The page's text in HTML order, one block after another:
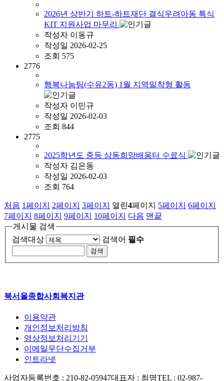
2026년 상반기 하트-하트재단 결식우려아동 특식
KIT 지원사업 마무리
작성자 이동규
작성일 2026-02-25
조회 575
2776
행복나눔팀(수유2동) 1월 지역밀착형 활동
작성자 이민규
작성일 2026-02-03
조회 844
2775
2025학년도 중등 삼동희망배움터 수료식
작성자 김은동
작성일 2026-02-03
조회 764
처음 1페이지 2페이지 3페이지 열린4페이지 5페이지 6페이지
7페이지 8페이지 9페이지 10페이지 다음 맨끝
게시물 검색
검색대상
검색어 필수
북서울종합사회복지관
이용약관
개인정보처리방침
영상정보처리기기
이메일무단수집거부
인트라넷
사업자등록번호 : 210-82-05947대표자 : 최명TEL : 02-987-